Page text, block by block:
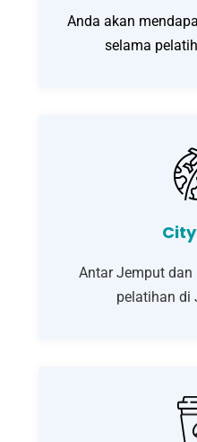
Anda akan
selama
Antar Jemput dan
pelatihan di